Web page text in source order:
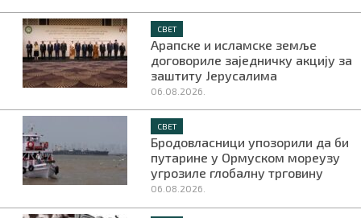
СВЕТ
Арапске и исламске земље
договориле заједничку акцију за
заштиту Јерусалима
06.08.2026.
СВЕТ
Бродовласници упозорили да би
путарине у Ормуском мореузу
угрозиле глобалну трговину
06.08.2026.